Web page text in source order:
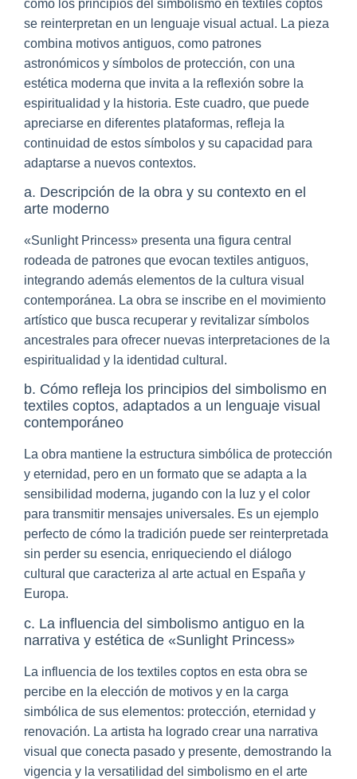
cómo los principios del simbolismo en textiles coptos
se reinterpretan en un lenguaje visual actual. La pieza
combina motivos antiguos, como patrones
astronómicos y símbolos de protección, con una
estética moderna que invita a la reflexión sobre la
espiritualidad y la historia. Este cuadro, que puede
apreciarse en diferentes plataformas, refleja la
continuidad de estos símbolos y su capacidad para
adaptarse a nuevos contextos.
a. Descripción de la obra y su contexto en el
arte moderno
«Sunlight Princess» presenta una figura central
rodeada de patrones que evocan textiles antiguos,
integrando además elementos de la cultura visual
contemporánea. La obra se inscribe en el movimiento
artístico que busca recuperar y revitalizar símbolos
ancestrales para ofrecer nuevas interpretaciones de la
espiritualidad y la identidad cultural.
b. Cómo refleja los principios del simbolismo en
textiles coptos, adaptados a un lenguaje visual
contemporáneo
La obra mantiene la estructura simbólica de protección
y eternidad, pero en un formato que se adapta a la
sensibilidad moderna, jugando con la luz y el color
para transmitir mensajes universales. Es un ejemplo
perfecto de cómo la tradición puede ser reinterpretada
sin perder su esencia, enriqueciendo el diálogo
cultural que caracteriza al arte actual en España y
Europa.
c. La influencia del simbolismo antiguo en la
narrativa y estética de «Sunlight Princess»
La influencia de los textiles coptos en esta obra se
percibe en la elección de motivos y en la carga
simbólica de sus elementos: protección, eternidad y
renovación. La artista ha logrado crear una narrativa
visual que conecta pasado y presente, demostrando la
vigencia y la versatilidad del simbolismo en el arte